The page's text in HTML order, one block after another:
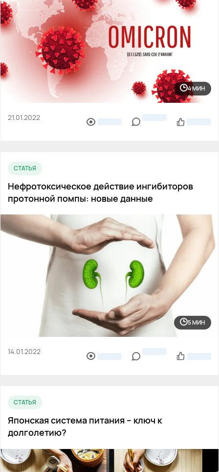
4 МИН
21.01.2022
СТАТЬЯ
Нефротоксическое действие ингибиторов
протонной помпы: новые данные
5 МИН
14.01.2022
СТАТЬЯ
Японская система питания – ключ к
долголетию?